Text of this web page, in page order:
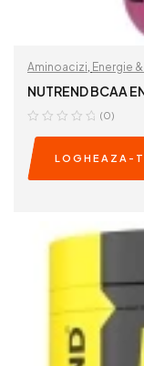
Aminoacizi Energie
NUTREND BCAA
(0)
LOGHEAZA-